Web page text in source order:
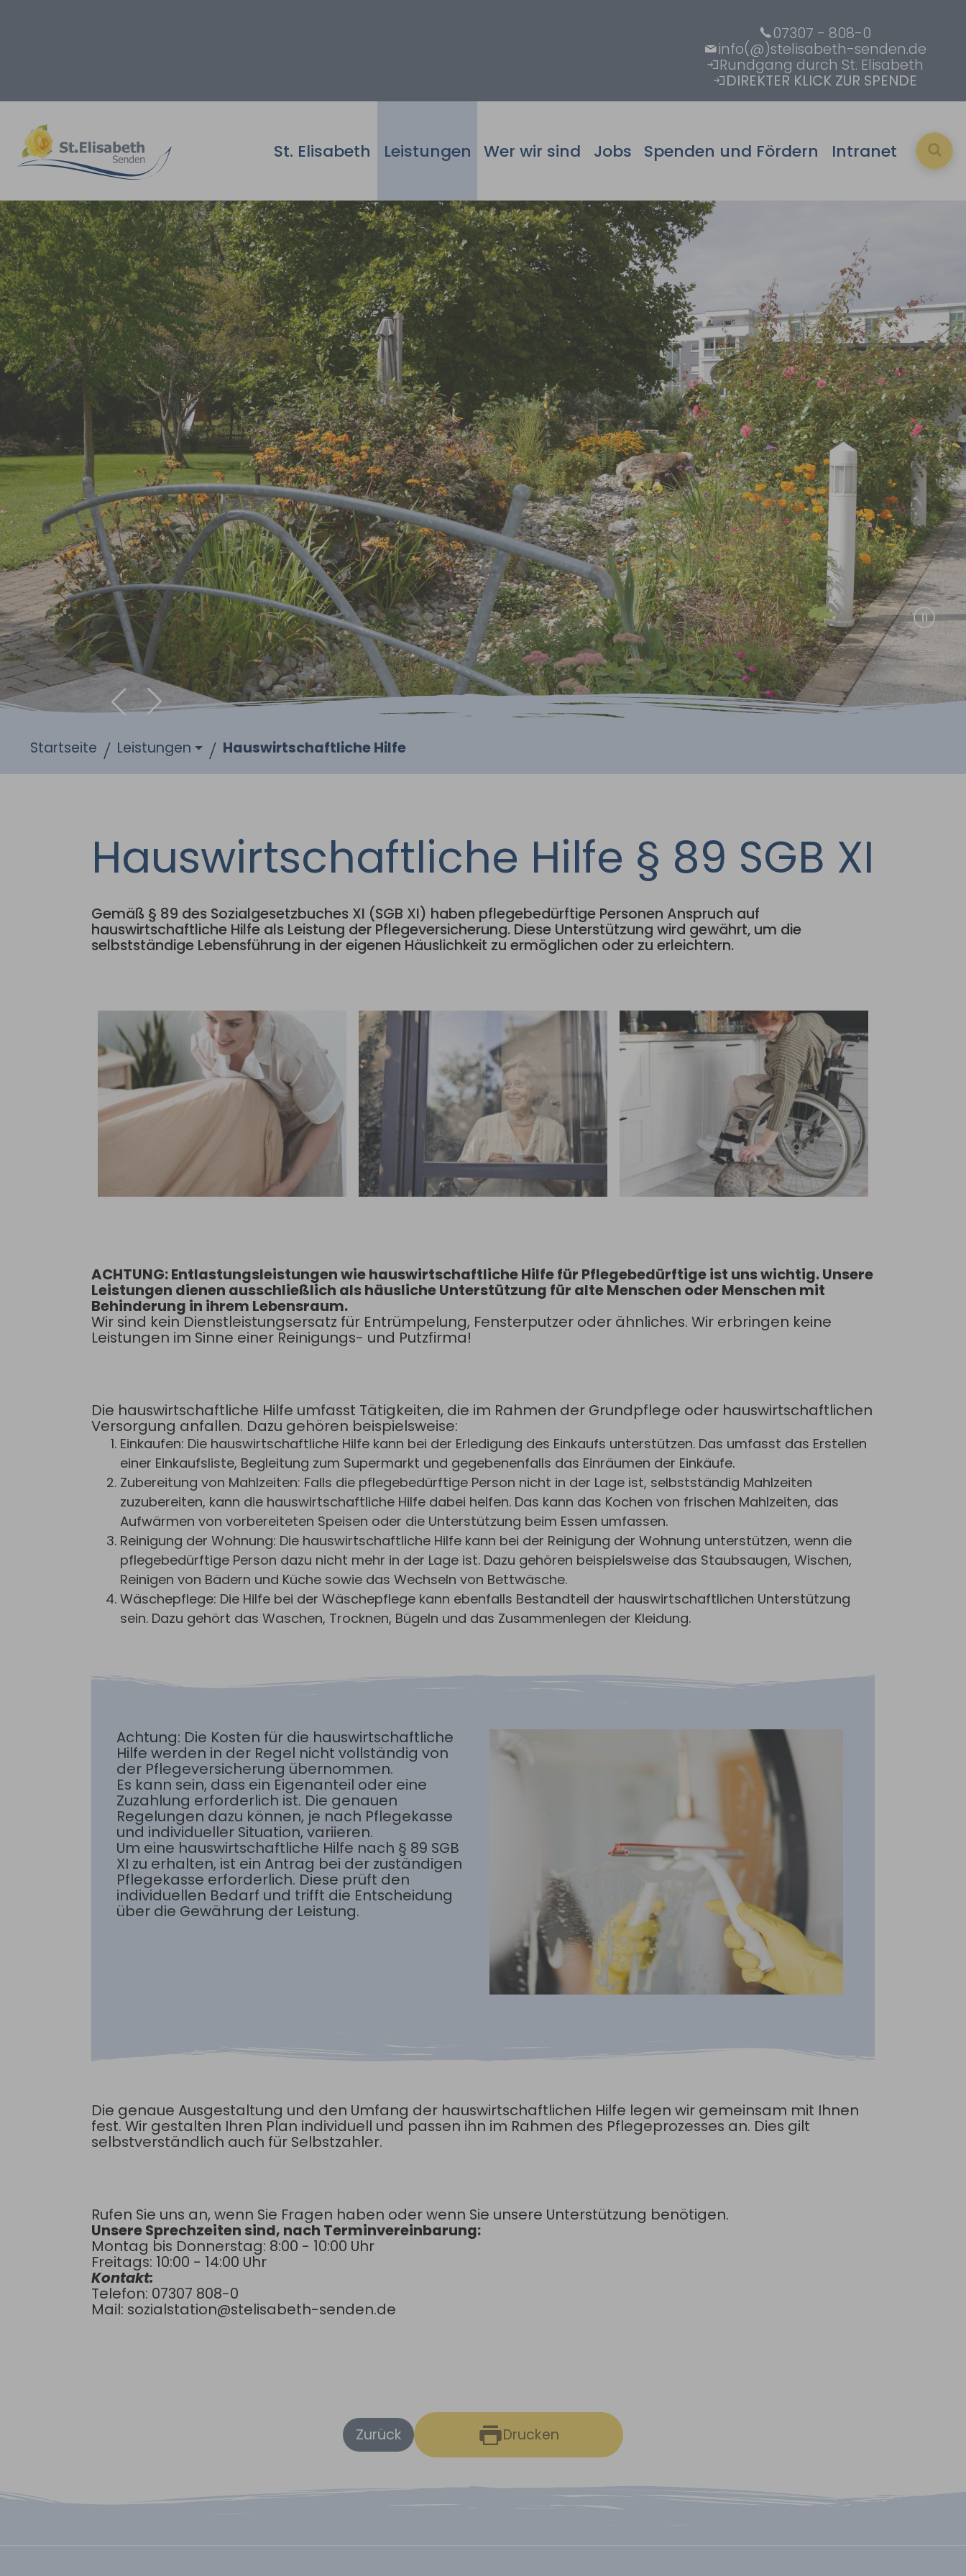
07307 - 808-0
info(@)stelisabeth-senden.de
Rundgang durch St. Elisabeth
DIREKTER KLICK ZUR SPENDE
St. Elisabeth Leistungen Wer wir sind Jobs Spenden und Fördern Intranet
ZurückWeiter
Startseite Leistungen Hauswirtschaftliche Hilfe
Hauswirtschaftliche Hilfe § 89 SGB XI
Gemäß § 89 des Sozialgesetzbuches XI (SGB XI) haben pflegebedürftige Personen Anspruch auf
hauswirtschaftliche Hilfe als Leistung der Pflegeversicherung. Diese Unterstützung wird gewährt, um die
selbstständige Lebensführung in der eigenen Häuslichkeit zu ermöglichen oder zu erleichtern.
ACHTUNG: Entlastungsleistungen wie hauswirtschaftliche Hilfe für Pflegebedürftige ist uns wichtig. Unsere
Leistungen dienen ausschließlich als häusliche Unterstützung für alte Menschen oder Menschen mit
Behinderung in ihrem Lebensraum.
Wir sind kein Dienstleistungsersatz für Entrümpelung, Fensterputzer oder ähnliches. Wir erbringen keine
Leistungen im Sinne einer Reinigungs- und Putzfirma!
Die hauswirtschaftliche Hilfe umfasst Tätigkeiten, die im Rahmen der Grundpflege oder hauswirtschaftlichen
Versorgung anfallen. Dazu gehören beispielsweise:
Einkaufen: Die hauswirtschaftliche Hilfe kann bei der Erledigung des Einkaufs unterstützen. Das umfasst das Erstellen
einer Einkaufsliste, Begleitung zum Supermarkt und gegebenenfalls das Einräumen der Einkäufe.
Zubereitung von Mahlzeiten: Falls die pflegebedürftige Person nicht in der Lage ist, selbstständig Mahlzeiten
zuzubereiten, kann die hauswirtschaftliche Hilfe dabei helfen. Das kann das Kochen von frischen Mahlzeiten, das
Aufwärmen von vorbereiteten Speisen oder die Unterstützung beim Essen umfassen.
Reinigung der Wohnung: Die hauswirtschaftliche Hilfe kann bei der Reinigung der Wohnung unterstützen, wenn die
pflegebedürftige Person dazu nicht mehr in der Lage ist. Dazu gehören beispielsweise das Staubsaugen, Wischen,
Reinigen von Bädern und Küche sowie das Wechseln von Bettwäsche.
Wäschepflege: Die Hilfe bei der Wäschepflege kann ebenfalls Bestandteil der hauswirtschaftlichen Unterstützung
sein. Dazu gehört das Waschen, Trocknen, Bügeln und das Zusammenlegen der Kleidung.
Achtung: Die Kosten für die hauswirtschaftliche
Hilfe werden in der Regel nicht vollständig von
der Pflegeversicherung übernommen.
Es kann sein, dass ein Eigenanteil oder eine
Zuzahlung erforderlich ist. Die genauen
Regelungen dazu können, je nach Pflegekasse
und individueller Situation, variieren.
Um eine hauswirtschaftliche Hilfe nach § 89 SGB
XI zu erhalten, ist ein Antrag bei der zuständigen
Pflegekasse erforderlich. Diese prüft den
individuellen Bedarf und trifft die Entscheidung
über die Gewährung der Leistung.
Die genaue Ausgestaltung und den Umfang der hauswirtschaftlichen Hilfe legen wir gemeinsam mit Ihnen
fest. Wir gestalten Ihren Plan individuell und passen ihn im Rahmen des Pflegeprozesses an. Dies gilt
selbstverständlich auch für Selbstzahler.
Rufen Sie uns an, wenn Sie Fragen haben oder wenn Sie unsere Unterstützung benötigen.
Unsere Sprechzeiten sind, nach Terminvereinbarung:
Montag bis Donnerstag: 8:00 - 10:00 Uhr
Freitags: 10:00 - 14:00 Uhr
Kontakt:
Telefon: 07307 808-0
Mail: sozialstation@stelisabeth-senden.de
Zurück Drucken